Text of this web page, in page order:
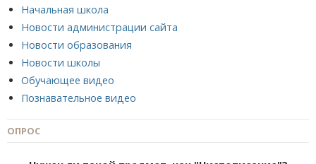
Начальная школа
Новости администрации сайта
Новости образования
Новости школы
Обучающее видео
Познавательное видео
ОПРОС